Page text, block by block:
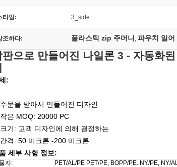
타일: 3_side
조하다: 플라스틱 zip 주머니 , 파우치 일어
판으로 만들어진 나일론 3 - 자동화
:
주문을 받아서 만들어진 디자인
작은 MOQ: 20000 PC
크기: 고객 디자인에 의해 결정하는
격: 50 미크론 -200 미크론
세부 사항 정보:
물자:
PET/AL/PE PET/PE, BOPP/PE. NY/PE, NY/